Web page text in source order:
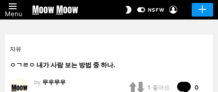
Menu
SWITCHNSFW
자유
ㅇㄱㄹㅇ 내가 사람 보는 방법 중 하나.
by 무우무우
1 좋아요 0